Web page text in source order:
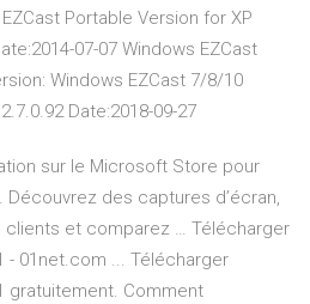
Portable Version for XP
07-07 Windows EZCast
Windows EZCast 7/8/10
Date:2018-09-27
sur le Microsoft Store pour
Découvrez des captures d’écran,
clients et comparez … Télécharger
- 01net.com ... Télécharger
gratuitement. Comment